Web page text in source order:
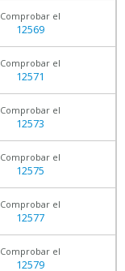
Comprobar el
12569
Comprobar el
12571
Comprobar el
12573
Comprobar el
12575
Comprobar el
12577
Comprobar el
12579